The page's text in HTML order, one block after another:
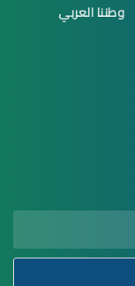
وطننا العربي